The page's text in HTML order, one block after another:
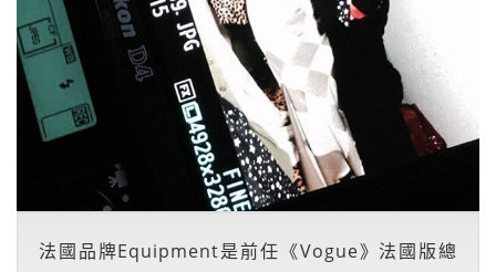
法國品牌Equipment是前任《Vogue》法國版總